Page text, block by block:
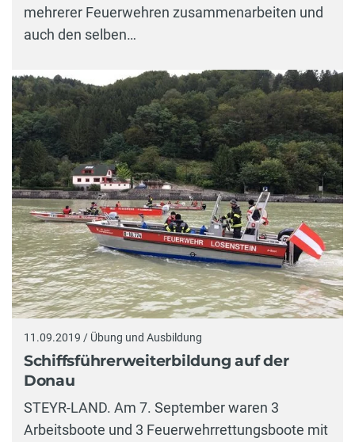
mehrerer Feuerwehren zusammenarbeiten und
auch den selben…
11.09.2019 / Übung und Ausbildung
Schiffsführerweiterbildung auf der
Donau
STEYR-LAND. Am 7. September waren 3
Arbeitsboote und 3 Feuerwehrrettungsboote mit